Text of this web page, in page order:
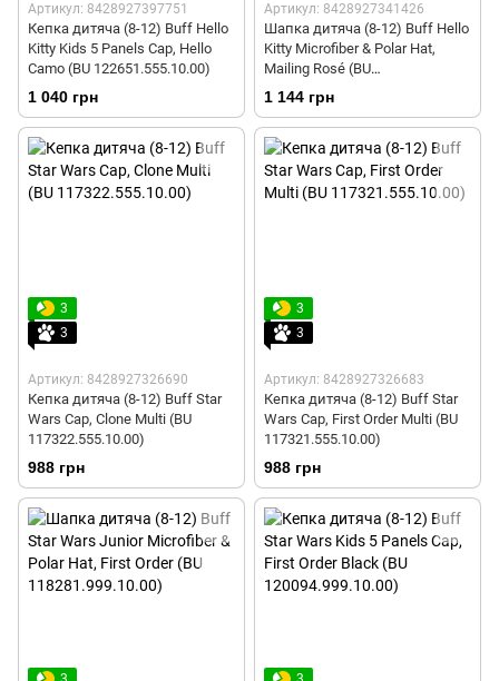
Артикул: 8428927397751
Кепка дитяча (8-12) Buff Hello
Kitty Kids 5 Panels Cap, Hello
Camo (BU 122651.555.10.00)
1 040 грн
Артикул: 8428927341426
Шапка дитяча (8-12) Buff Hello
Kitty Microfiber & Polar Hat,
Mailing Rosé (BU
118303.512.10.00)
1 144 грн
3
3
Артикул: 8428927326690
Кепка дитяча (8-12) Buff Star
Wars Cap, Clone Multi (BU
117322.555.10.00)
988 грн
3
3
Артикул: 8428927326683
Кепка дитяча (8-12) Buff Star
Wars Cap, First Order Multi (BU
117321.555.10.00)
988 грн